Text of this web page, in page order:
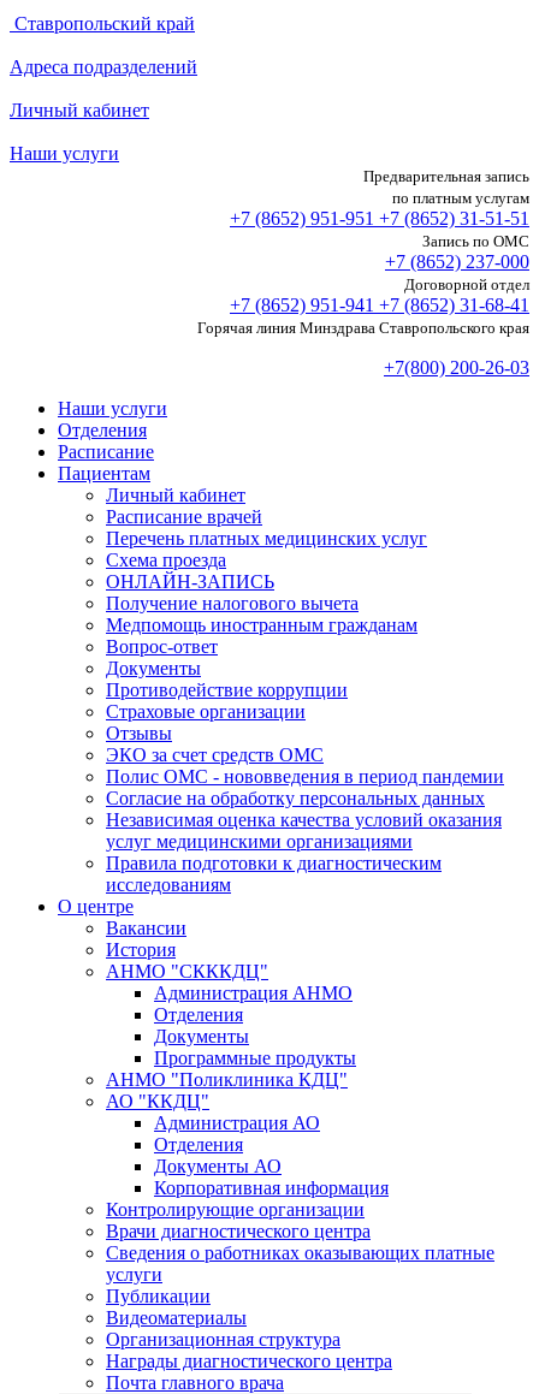
Ставропольский край
Адреса подразделений
Личный кабинет
Наши услуги
Предварительная запись
по платным услугам
+7 (8652) 951-951 +7 (8652) 31-51-51
Запись по ОМС
+7 (8652) 237-000
Договорной отдел
+7 (8652) 951-941 +7 (8652) 31-68-41
Горячая линия Минздрава Ставропольского края
+7(800) 200-26-03
Наши услуги
Отделения
Расписание
Пациентам
Личный кабинет
Расписание врачей
Перечень платных медицинских услуг
Схема проезда
ОНЛАЙН-ЗАПИСЬ
Получение налогового вычета
Медпомощь иностранным гражданам
Вопрос-ответ
Документы
Противодействие коррупции
Страховые организации
Отзывы
ЭКО за счет средств ОМС
Полис ОМС - нововведения в период пандемии
Согласие на обработку персональных данных
Независимая оценка качества условий оказания
услуг медицинскими организациями
Правила подготовки к диагностическим
исследованиям
О центре
Вакансии
История
АНМО "СКККДЦ"
Администрация АНМО
Отделения
Документы
Программные продукты
АНМО "Поликлиника КДЦ"
АО "ККДЦ"
Администрация АО
Отделения
Документы АО
Корпоративная информация
Контролирующие организации
Врачи диагностического центра
Сведения о работниках оказывающих платные
услуги
Публикации
Видеоматериалы
Организационная структура
Награды диагностического центра
Почта главного врача